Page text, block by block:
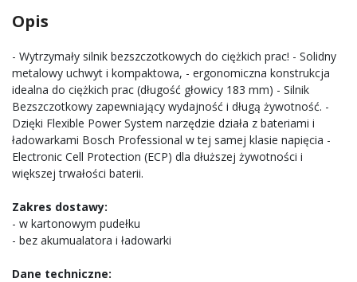
Opis
- Wytrzymały silnik bezszczotkowych do ciężkich prac! - Solidny
metalowy uchwyt i kompaktowa, - ergonomiczna konstrukcja
idealna do ciężkich prac (długość głowicy 183 mm) - Silnik
Bezszczotkowy zapewniający wydajność i długą żywotność. -
Dzięki Flexible Power System narzędzie działa z bateriami i
ładowarkami Bosch Professional w tej samej klasie napięcia -
Electronic Cell Protection (ECP) dla dłuższej żywotności i
większej trwałości baterii.
Zakres dostawy:
- w kartonowym pudełku
- bez akumualatora i ładowarki
Dane techniczne: